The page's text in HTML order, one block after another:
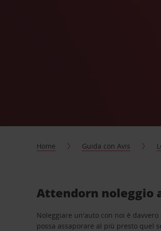
Home Guida con Avis
Attendorn noleggio
Noleggiare un'auto con noi è
possa assaporare al più presto quel